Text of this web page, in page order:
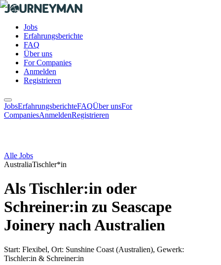
Jobs
Erfahrungsberichte
FAQ
Über uns
For Companies
Anmelden
Registrieren
JobsErfahrungsberichteFAQÜber unsFor
CompaniesAnmeldenRegistrieren
Alle Jobs
AustraliaTischler*in
Als Tischler:in oder
Schreiner:in zu Seascape
Joinery nach Australien
Start: Flexibel, Ort: Sunshine Coast (Australien), Gewerk:
Tischler:in & Schreiner:in